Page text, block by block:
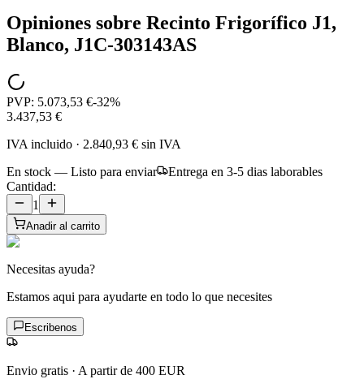
Opiniones sobre Recinto Frigorífico J1,
Blanco, J1C-303143AS
PVP: 5.073,53 €-32%
3.437,53 €
IVA incluido · 2.840,93 € sin IVA
En stock — Listo para enviar
Entrega en 3-5 dias laborables
Cantidad:
1
Anadir al carrito
Necesitas ayuda?
Estamos aqui para ayudarte en todo lo que necesites
Escribenos
Envio gratis · A partir de 400 EUR